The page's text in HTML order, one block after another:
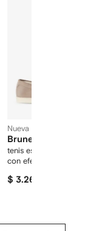
Nueva temporada
Brunello Cucinelli
tenis estilo mocasines
con efecto chevron
$ 3.261.602